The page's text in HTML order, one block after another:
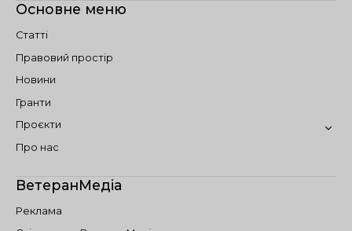
Основне меню
Статті
Правовий простір
Новини
Гранти
Проєкти
Про нас
ВетеранМедіа
Реклама